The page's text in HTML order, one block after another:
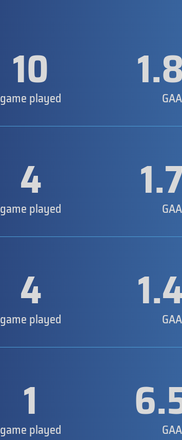
10
game played GAA
4
game played GAA
4
game played GAA
1
game played GAA